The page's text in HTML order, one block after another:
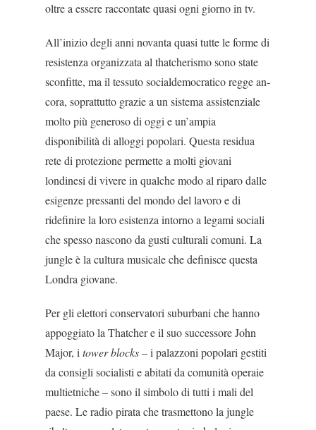
oltre a essere raccontate quasi ogni gior­no in tv.
All’inizio degli anni novanta quasi tutte le forme di
resistenza organizzata al thatcherismo sono state
sconfitte, ma il tessuto socialdemocratico regge an­
cora, soprattutto grazie a un sistema assistenziale
molto più generoso di oggi e un’ampia
disponibilità di alloggi popolari. Questa residua
rete di protezione permette a molti giovani
londinesi di vivere in qual­che modo al riparo dalle
esigenze pressanti del mon­do del lavoro e di
ridefinire la loro esistenza intorno a legami sociali
che spesso nascono da gusti cultura­li comuni. La
jungle è la cultura musicale che defini­sce questa
Londra giovane.
Per gli elettori conservatori suburbani che hanno
appoggiato la Thatcher e il suo successore John
Major, i tower blocks– i palazzoni popolari gestiti
da consigli socialisti e abitati da comunità operaie
mul­tietniche – sono il simbolo di tutti i mali del
paese. Le radio pirata che trasmettono la jungle